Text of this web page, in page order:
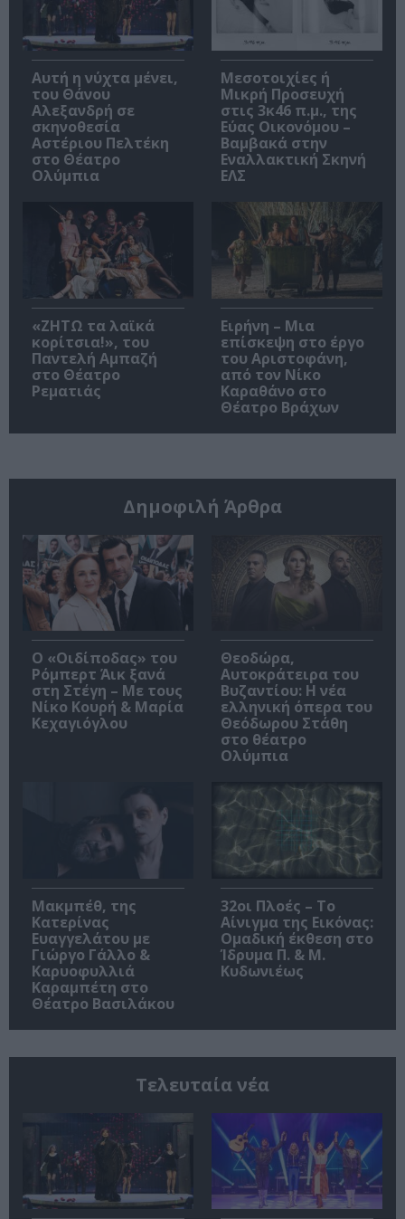
Αυτή η νύχτα μένει,
του Θάνου
Αλεξανδρή σε
σκηνοθεσία
Αστέριου Πελτέκη
στο Θέατρο
Ολύμπια
Μεσοτοιχίες ή
Μικρή Προσευχή
στις 3κ46 π.μ., της
Εύας Οικονόμου –
Βαμβακά στην
Εναλλακτική Σκηνή
ΕΛΣ
«ΖΗΤΩ τα λαϊκά
κορίτσια!», του
Παντελή Αμπαζή
στο Θέατρο
Ρεματιάς
Ειρήνη – Μια
επίσκεψη στο έργο
του Αριστοφάνη,
από τον Νίκο
Καραθάνο στο
Θέατρο Βράχων
Δημοφιλή Άρθρα
O «Οιδίποδας» του
Ρόμπερτ Άικ ξανά
στη Στέγη – Με τους
Νίκο Κουρή & Μαρία
Κεχαγιόγλου
Θεοδώρα,
Αυτοκράτειρα του
Βυζαντίου: Η νέα
ελληνική όπερα του
Θεόδωρου Στάθη
στο θέατρο
Ολύμπια
Μακμπέθ, της
Κατερίνας
Ευαγγελάτου με
Γιώργο Γάλλο &
Καρυοφυλλιά
Καραμπέτη στο
Θέατρο Βασιλάκου
32οι Πλοές – Το
Αίνιγμα της Εικόνας:
Ομαδική έκθεση στο
Ίδρυμα Π. & Μ.
Κυδωνιέως
Τελευταία νέα